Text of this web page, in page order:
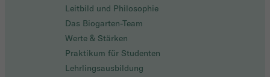
Leitbild und Philosophie
Das Biogarten-Team
Werte & Stärken
Praktikum für Studenten
Lehrlingsausbildung